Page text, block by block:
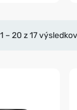
– 20 z 17 výsledkov